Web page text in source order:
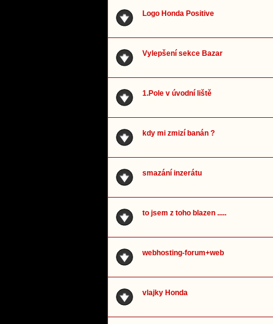
Logo Honda Positive
Vylepšení sekce Bazar
1.Pole v úvodní liště
kdy mi zmizí banán ?
smazání inzerátu
to jsem z toho blazen .....
webhosting-forum+web
vlajky Honda